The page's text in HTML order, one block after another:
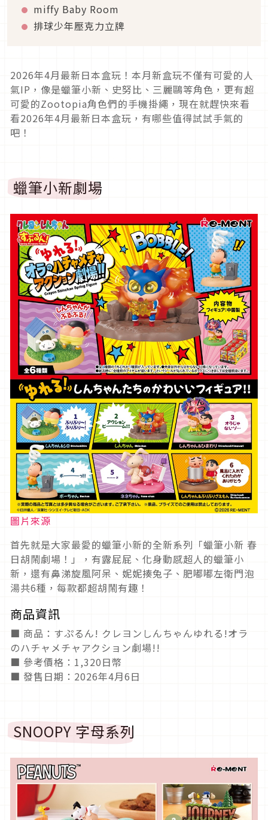
miffy Baby Room
排球少年壓克力立牌
2026年4月最新日本盒玩！本月新盒玩不僅有可愛的人
氣IP，像是蠟筆小新、史努比、三麗鷗等角色，更有超
可愛的Zootopia角色們的手機掛繩，現在就趕快來看
看2026年4月最新日本盒玩，有哪些值得試試手氣的
吧！
蠟筆小新劇場
圖片來源
首先就是大家最愛的蠟筆小新的全新系列「蠟筆小新 春
日胡鬧劇場！」，有露屁屁、化身動感超人的蠟筆小
新，還有鼻涕旋風阿呆、妮妮揍兔子、肥嘟嘟左衛門泡
湯共6種，每款都超胡鬧有趣！
商品資訊
■ 商品：すぷるん! クレヨンしんちゃんゆれる!オラ
のハチャメチャアクション劇場!!
■ 參考價格：1,320日幣
■ 發售日期：2026年4月6日
SNOOPY 字母系列